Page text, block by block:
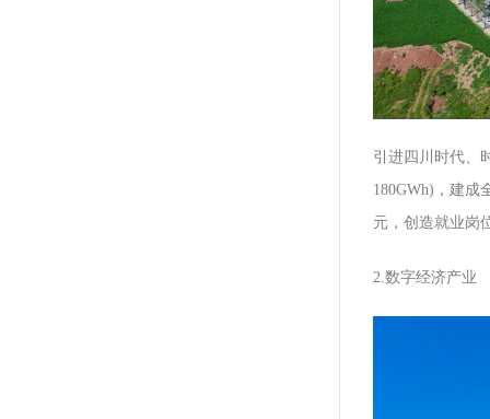
引进四川时代、
180GWh)，建成
元，创造就业岗
2.数字经济产业